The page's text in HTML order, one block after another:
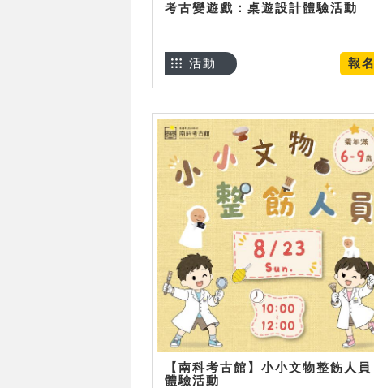
考古變遊戲：桌遊設計體驗活動
報名
活動
【南科考古館】小小文物整飭人員
體驗活動